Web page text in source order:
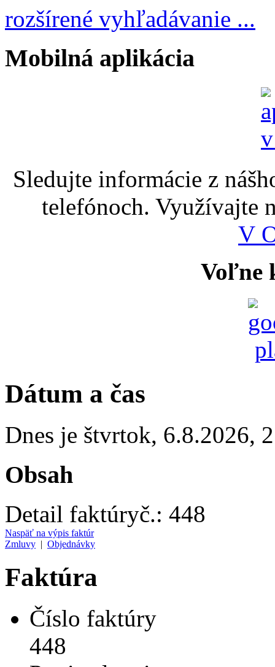
rozšírené vyhľadávanie ...
Mobilná aplikácia
Sledujte informácie z
telefónoch. Využívajte
V
Voľne
Dátum a čas
Dnes je štvrtok, 6.8.2026,
Obsah
Detail faktúryč.: 448
Naspäť na výpis faktúr
Zmluvy | Objednávky
Faktúra
Číslo faktúry
448